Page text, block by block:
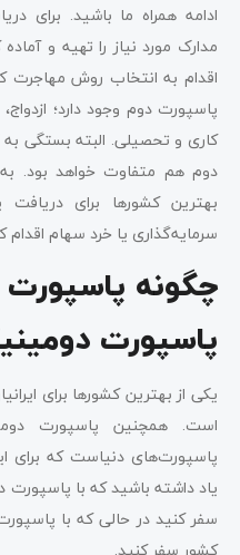
ادامه همراه ما باشید. برای
مدارک مورد نیاز را تهیه و
اقدام به انتخاب روش مهاجرت
پاسپورت دوم وجود دارد؛
کاری و تحصیلی. البته بستگی
دوم هم متفاوت خواهد بود.
بهترین کشورها برای
سرمایه‌گذاری یا خرد سهام اقدام
چگونه
پاسپورت
یکی از بهترین کشورها برای
است. همچنین پاسپورت
پاسپورت‌های دنیاست که برای